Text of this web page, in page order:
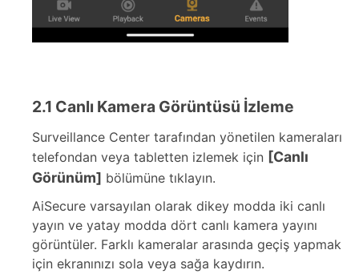
2.1 Canlı Kamera Görüntüsü İzleme
Surveillance Center tarafından yönetilen kameraları
telefondan veya tabletten izlemek için [Canlı
Görünüm] bölümüne tıklayın.
AiSecure varsayılan olarak dikey modda iki canlı
yayın ve yatay modda dört canlı kamera yayını
görüntüler. Farklı kameralar arasında geçiş yapmak
için ekranınızı sola veya sağa kaydırın.